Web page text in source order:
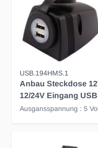
USB.194HMS.1
Anbau Steckdose
12/24V Eingang
Ausgansspannung : 5